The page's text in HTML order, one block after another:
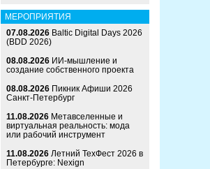
МЕРОПРИЯТИЯ
07.08.2026 Baltic Digital Days 2026
(BDD 2026)
08.08.2026 ИИ-мышление и
создание собственного проекта
08.08.2026 Пикник Афиши 2026
Санкт-Петербург
11.08.2026 Метавселенные и
виртуальная реальность: мода
или рабочий инструмент
11.08.2026 Летний ТехФест 2026 в
Петербурге: Nexign